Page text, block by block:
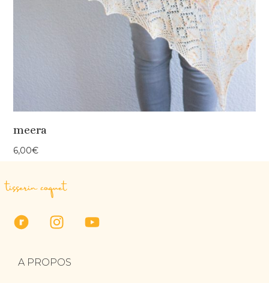
meera
6,00€
tisserin coquet
A PROPOS